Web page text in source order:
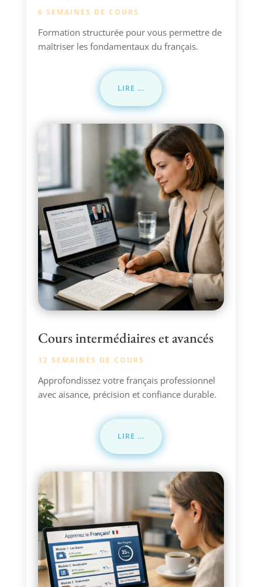
6 SEMAINES DE COURS
Formation structurée pour vous permettre de
maîtriser les fondamentaux du français.
LIRE ...
Cours intermédiaires et avancés
12 SEMAINES DE COURS
Approfondissez votre français professionnel
avec aisance, précision et confiance durable.
LIRE ...